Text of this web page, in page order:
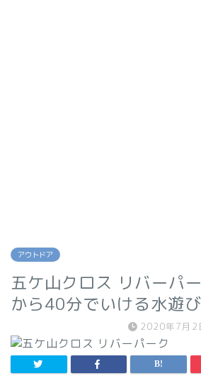
アウトドア
五ケ山クロス リバーパ
から40分でいける水遊
2020年7月2